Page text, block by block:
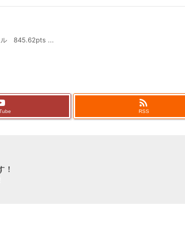
ル 845.62pts ...

RSS